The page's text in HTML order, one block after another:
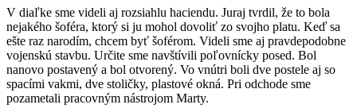
V diaľke sme videli aj rozsiahlu haciendu. Juraj tvrdil, že to bola
nejakého šoféra, ktorý si ju mohol dovoliť zo svojho platu. Keď sa
ešte raz narodím, chcem byť šoférom. Videli sme aj pravdepodobne
vojenskú stavbu. Určite sme navštívili poľovnícky posed. Bol
nanovo postavený a bol otvorený. Vo vnútri boli dve postele aj so
spacími vakmi, dve stoličky, plastové okná. Pri odchode sme
pozametali pracovným nástrojom Marty.